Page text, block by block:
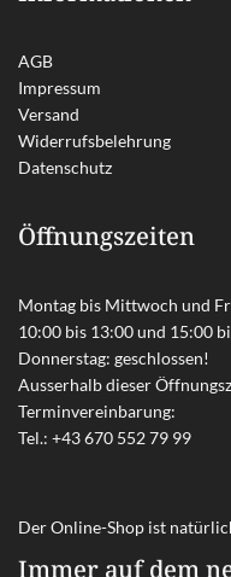
AGB
Impressum
Versand
Widerrufsbelehrung
Datenschutz
Öffnungszeiten
Montag bis Mittwoch und
10:00 bis 13:00 und 15:00
Donnerstag: geschlossen!
Ausserhalb dieser
Terminvereinbarung:
Tel.: +43 670 552 79 99
Der Online-Shop ist
Immer auf dem